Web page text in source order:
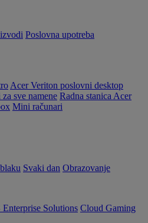
Poslovna upotreba
Acer Veriton poslovni desktop
sve namene Radna stanica Acer
Mini računari
Svaki dan Obrazovanje
Enterprise Solutions Cloud Gaming